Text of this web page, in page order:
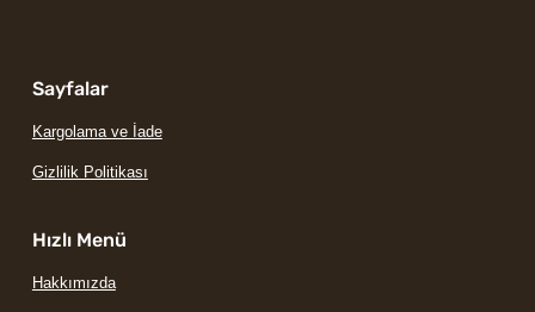
Sayfalar
Kargolama ve İade
Gizlilik Politikası
Hızlı Menü
Hakkımızda